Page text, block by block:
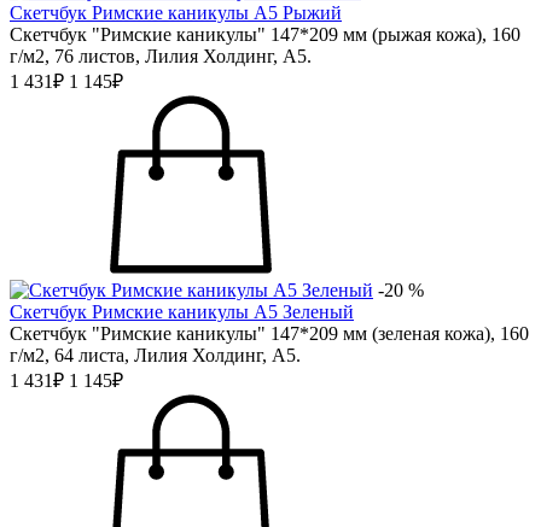
Скетчбук Римские каникулы А5 Рыжий
Скетчбук "Римские каникулы" 147*209 мм (рыжая кожа), 160
г/м2, 76 листов, Лилия Холдинг, А5.
1 431₽ 1 145₽
-20 %
Скетчбук Римские каникулы А5 Зеленый
Скетчбук "Римские каникулы" 147*209 мм (зеленая кожа), 160
г/м2, 64 листа, Лилия Холдинг, А5.
1 431₽ 1 145₽